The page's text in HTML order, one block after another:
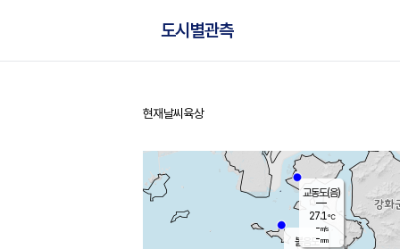
도시별관측
홈
현재날씨 육상
볼음도
교동도(음)
27.1℃
-m/s
-mm